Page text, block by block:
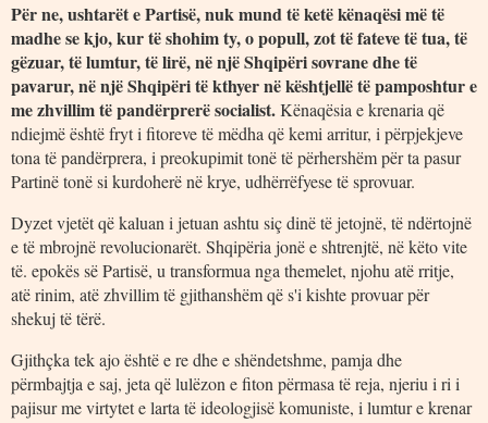
Për ne, ushtarët e Partisë, nuk mund të ketë kënaqësi më të
madhe se kjo, kur të shohim ty, o popull, zot të fateve të tua, të
gëzuar, të lumtur, të lirë, në një Shqipëri sovrane dhe të
pavarur, në një Shqipëri të kthyer në kështjellë të pamposhtur e
me zhvillim të pandërprerë socialist.Kënaqësia e krenaria që
ndiejmë është fryt i fitoreve të mëdha që kemi arritur, i përpjekjeve
tona të pandërprera, i preokupimit tonë të përhershëm për ta pasur
Partinë tonë si kurdoherë në krye, udhërrëfyese të sprovuar.
Dyzet vjetët që kaluan i jetuan ashtu siç dinë të jetojnë, të ndërtojnë
e të mbrojnë revolucionarët. Shqipëria jonë e shtrenjtë, në këto vite
të. epokës së Partisë, u transformua nga themelet, njohu atë rritje,
atë rinim, atë zhvillim të gjithanshëm që s'i kishte provuar për
shekuj të tërë.
Gjithçka tek ajo është e re dhe e shëndetshme, pamja dhe
përmbajtja e saj, jeta që lulëzon e fiton përmasa të reja, njeriu i ri i
pajisur me virtytet e larta të ideologjisë komuniste, i lumtur e krenar